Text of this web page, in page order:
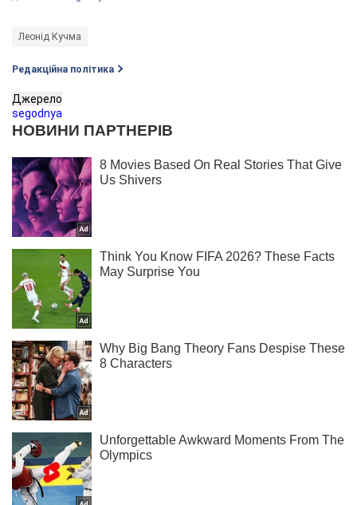
Леонід Кучма
Редакційна політика
Джерело
segodnya